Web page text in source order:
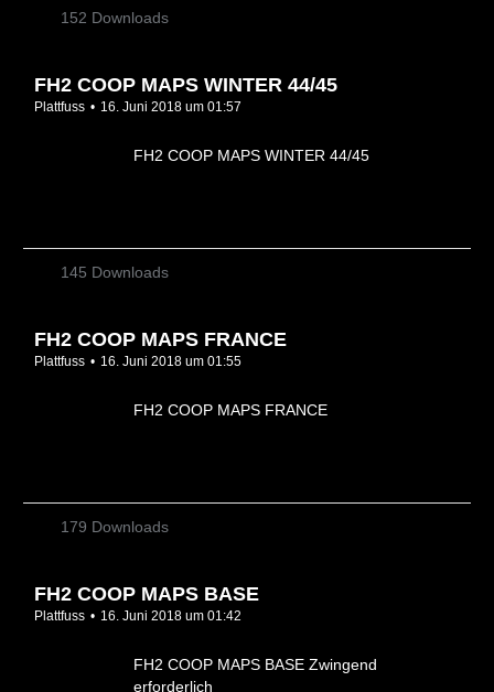
152 Downloads
FH2 COOP MAPS WINTER 44/45
Plattfuss 16. Juni 2018 um 01:57
FH2 COOP MAPS WINTER 44/45
145 Downloads
FH2 COOP MAPS FRANCE
Plattfuss 16. Juni 2018 um 01:55
FH2 COOP MAPS FRANCE
179 Downloads
FH2 COOP MAPS BASE
Plattfuss 16. Juni 2018 um 01:42
FH2 COOP MAPS BASE Zwingend
erforderlich